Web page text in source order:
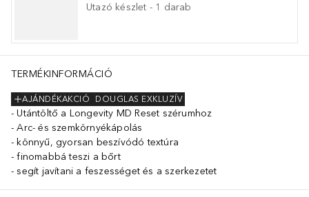
Utazó készlet - 1 darab
TERMÉKINFORMÁCIÓ
DOUGLAS EXKLUZÍV
AJÁNDÉKAKCIÓ
Utántöltő a Longevity MD Reset szérumhoz
Arc- és szemkörnyékápolás
könnyű, gyorsan beszívódó textúra
finomabbá teszi a bőrt
segít javítani a feszességet és a szerkezetet